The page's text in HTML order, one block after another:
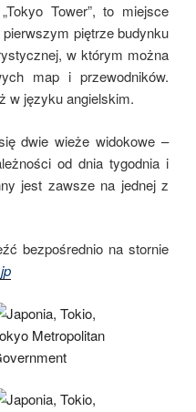
Tower”, to miejsce
piętrze budynku
w którym można
map i przewodników.
w języku angielskim.
dwie wieże widokowe –
od dnia tygodnia i
jest zawsze na jednej z
bezpośrednio na stornie